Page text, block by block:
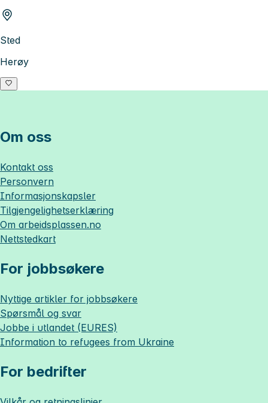
Sted
Herøy
Om oss
Kontakt oss
Personvern
Informasjonskapsler
Tilgjengelighetserklæring
Om arbeidsplassen.no
Nettstedkart
For jobbsøkere
Nyttige artikler for jobbsøkere
Spørsmål og svar
Jobbe i utlandet (EURES)
Information to refugees from Ukraine
For bedrifter